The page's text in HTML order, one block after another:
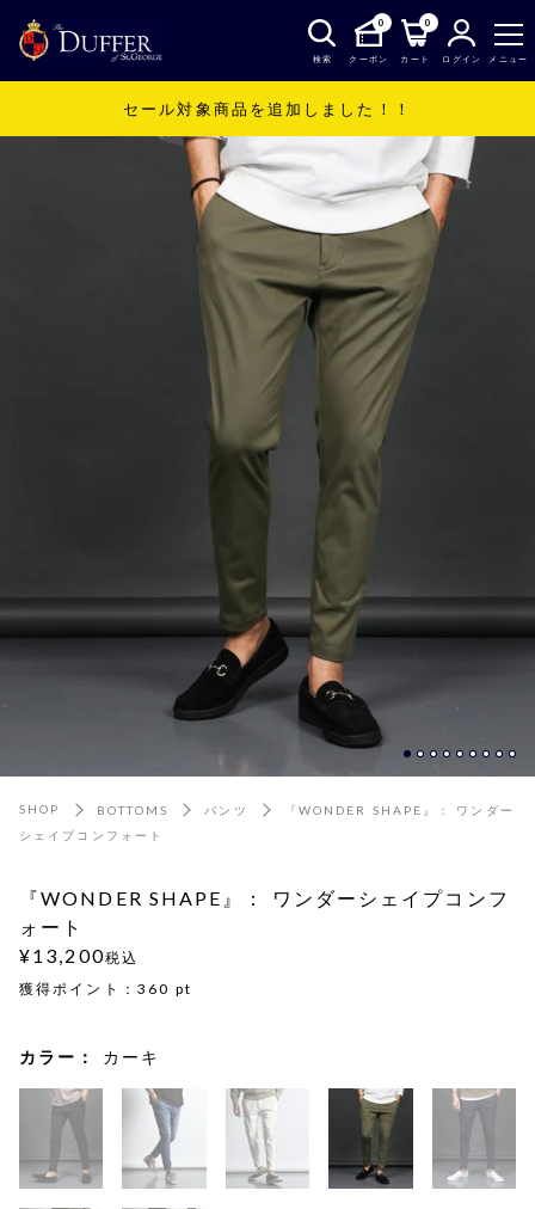
検索
0
クーポン
0
カート ログイン メニュー
セール対象商品を追加しました！！
SHOP BOTTOMS パンツ
『WONDER SHAPE』： ワンダー
シェイプコンフォート
『WONDER SHAPE』： ワンダーシェイプコンフ
ォート
¥13,200税込
獲得ポイント： 360 pt
カラー： カーキ